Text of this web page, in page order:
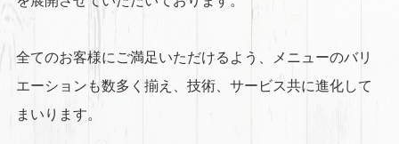
全てのお客様にご満足いただけるよう、メニューのバリ
エーションも数多く揃え、技術、サービス共に進化して
まいります。